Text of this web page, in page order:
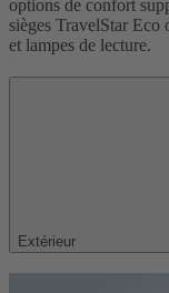
options de confort
sièges TravelStar Eco
et lampes de lecture.
Extérieur